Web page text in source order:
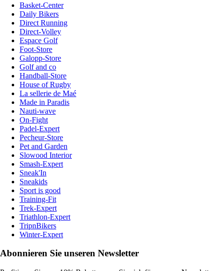
Basket-Center
Daily Bikers
Direct Running
Direct-Volley
Espace Golf
Foot-Store
Galopp-Store
Golf and co
Handball-Store
House of Rugby
La sellerie de Maé
Made in Paradis
Nauti-wave
On-Fight
Padel-Expert
Pecheur-Store
Pet and Garden
Slowood Interior
Smash-Expert
Sneak'In
Sneakids
Sport is good
Training-Fit
Trek-Expert
Triathlon-Expert
TripnBikers
Winter-Expert
Abonnieren Sie unseren Newsletter